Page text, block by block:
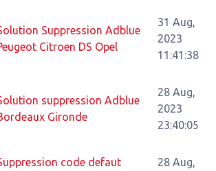
Suppression Adblue
Citroen DS Opel
31 Aug,
2023
11:41:38
suppression Adblue
Gironde
28 Aug,
2023
23:40:05
code defaut
28 Aug,